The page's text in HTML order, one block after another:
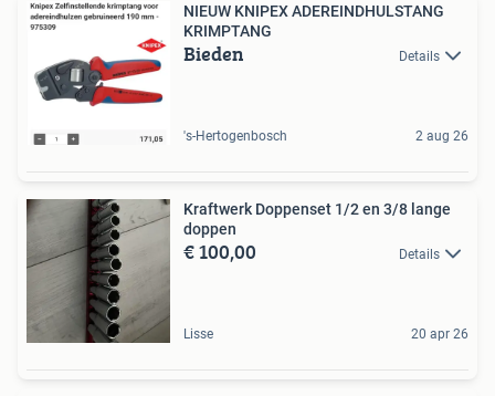
NIEUW KNIPEX ADEREINDHULSTANG
KRIMPTANG
Bieden Details
's-Hertogenbosch 2 aug 26
Kraftwerk Doppenset 1/2 en 3/8 lange
doppen
€ 100,00 Details
Lisse 20 apr 26